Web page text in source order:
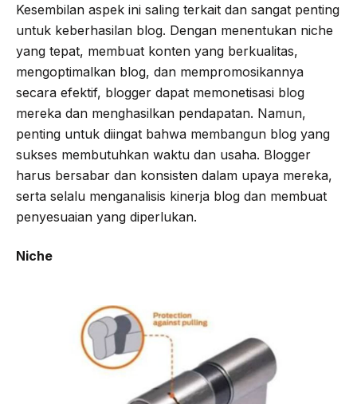
Kesembilan aspek ini saling terkait dan sangat penting
untuk keberhasilan blog. Dengan menentukan niche
yang tepat, membuat konten yang berkualitas,
mengoptimalkan blog, dan mempromosikannya
secara efektif, blogger dapat memonetisasi blog
mereka dan menghasilkan pendapatan. Namun,
penting untuk diingat bahwa membangun blog yang
sukses membutuhkan waktu dan usaha. Blogger
harus bersabar dan konsisten dalam upaya mereka,
serta selalu menganalisis kinerja blog dan membuat
penyesuaian yang diperlukan.
Niche